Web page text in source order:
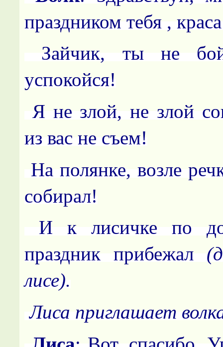
праздником тебя ,
Зайчик, ты не
успокойся!
Я не злой, не злой
из вас не съем!
На полянке, возле
собирал!
И к лисичке по
праздник прибежал
лисе).
Лиса приглашает